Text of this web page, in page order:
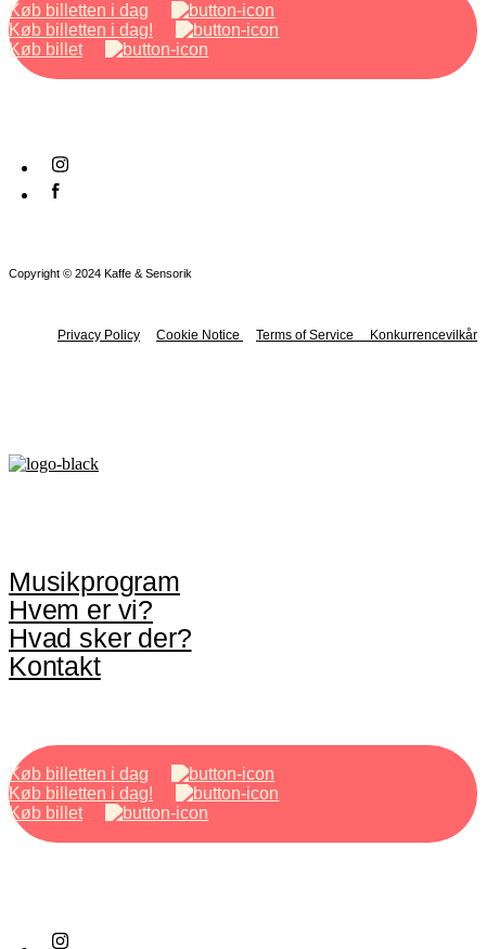
Køb billetten i dag
Køb billetten i dag!
Køb billet
Copyright © 2024 Kaffe & Sensorik
Privacy Policy Cookie Notice Terms of Service Konkurrencevilkår
Musikprogram
Hvem er vi?
Hvad sker der?
Kontakt
Køb billetten i dag
Køb billetten i dag!
Køb billet